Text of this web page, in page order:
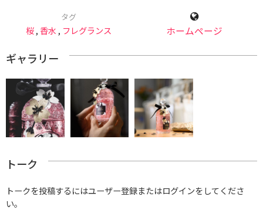
タグ
桜, 香水 , フレグランス ホームページ
ギャラリー
トーク
トークを投稿するにはユーザー登録またはログインをしてくださ
い。